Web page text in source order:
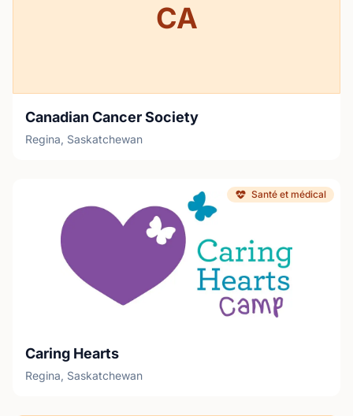
CA
Canadian Cancer Society
Regina, Saskatchewan
Santé et médical
Caring Hearts
Regina, Saskatchewan